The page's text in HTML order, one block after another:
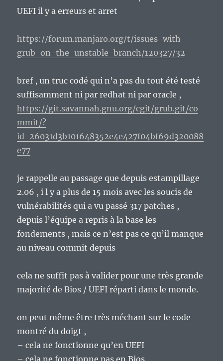
UEFI il y a erreurs et arret
https://forum.manjaro.org/t/issues-with-
grub-on-the-unstable-branch/120327/32
bref , un truc codé qui n’a pas du tout été testé
suffisamment ni par redhat ni par oracle ,
https://git.savannah.gnu.org/cgit/grub.git/co
mmit/?
id=26031d3b101648352e4e427f04bf69d320088
e77
je rappelle au passage que depuis estampillage
2.06 , i l y a plus de 15 mois avec les soucis de
vulnérabilités qui a vu passé 317 patches ,
depuis l’équipe a repris à la base les
fondements , mais ce n’est pas ce qu’il manque
au niveau commit depuis
cela ne suffit pas à valider pour une très grande
majorité de Bios / UEFI réparti dans le monde.
on peut même être très méchant sur le code
montré du doigt ,
– cela ne fonctionne qu’en UEFI